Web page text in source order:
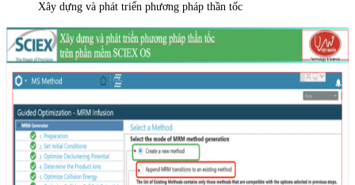
Xây dựng và phát triển phương pháp thần tốc